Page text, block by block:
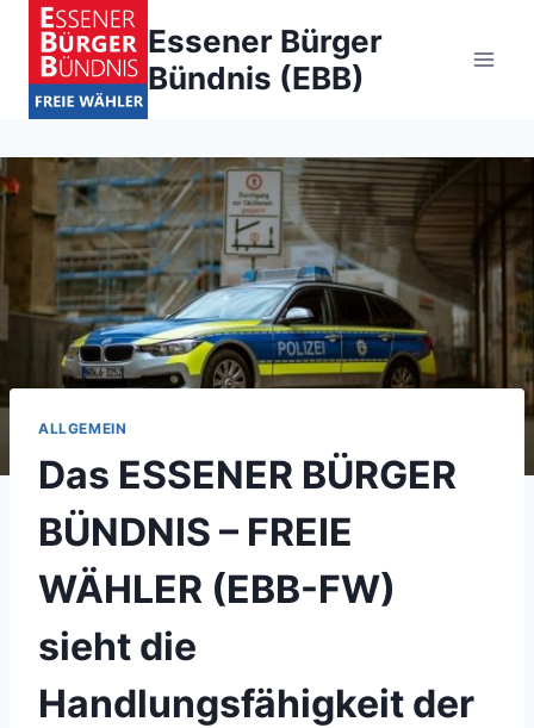
Zum
Inhalt
springen
Essener Bürger
Bündnis (EBB)
ALLGEMEIN
Das ESSENER BÜRGER
BÜNDNIS – FREIE
WÄHLER (EBB-FW)
sieht die
Handlungsfähigkeit der